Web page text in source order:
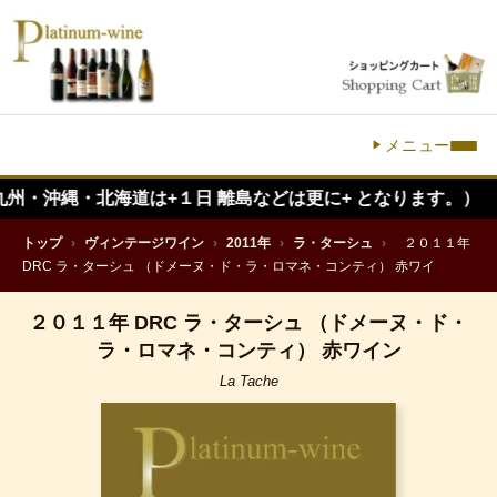
メニュー
海道は+１日 離島などは更に+ となります。）
トップ › ヴィンテージワイン › 2011年 › ラ・ターシュ ›
２０１１年
DRC ラ・ターシュ （ドメーヌ・ド・ラ・ロマネ・コンティ） 赤ワイ
２０１１年 DRC ラ・ターシュ （ドメーヌ・ド・
ラ・ロマネ・コンティ） 赤ワイン
La Tache